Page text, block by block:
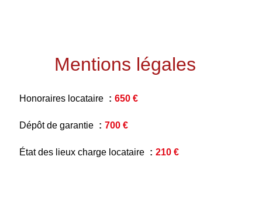
Mentions légales
Honoraires locataire 650 €
Dépôt de garantie 700 €
État des lieux charge locataire 210 €